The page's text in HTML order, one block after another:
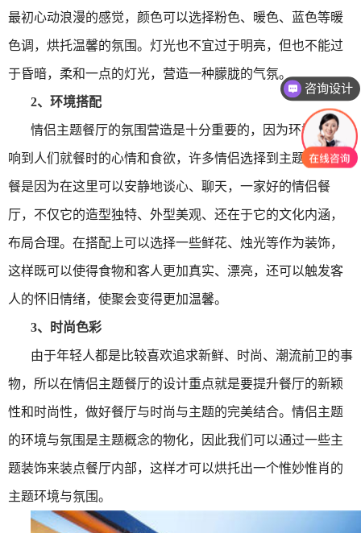
最初心动浪漫的感觉，颜色可以选择粉色、暖色、蓝色等暖
色调，烘托温馨的氛围。灯光也不宜过于明亮，但也不能过
于昏暗，柔和一点的灯光，营造一种朦胧的气氛。
2、 环境搭配
情侣主题餐厅的氛围营造是十分重要的，因为环境直接影
响到人们就餐时的心情和食欲，许多情侣选择到主题餐厅就
餐是因为在这里可以安静地谈心、聊天，一家好的情侣餐
厅，不仅它的造型独特、外型美观、还在于它的文化内涵，
布局合理。在搭配上可以选择一些鲜花、烛光等作为装饰，
这样既可以使得食物和客人更加真实、漂亮，还可以触发客
人的怀旧情绪，使聚会变得更加温馨。
3、 时尚色彩
由于年轻人都是比较喜欢追求新鲜、时尚、潮流前卫的事
物，所以在情侣主题餐厅的设计重点就是要提升餐厅的新颖
性和时尚性，做好餐厅与时尚与主题的完美结合。情侣主题
的环境与氛围是主题概念的物化，因此我们可以通过一些主
题装饰来装点餐厅内部，这样才可以烘托出一个惟妙惟肖的
主题环境与氛围。
咨询设计